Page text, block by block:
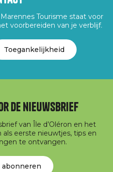
Tourisme staat voor
voorbereiden van je verblijf.
Toegankelijkheid
de nieuwsbrief
van Île d’Oléron en het
eerste nieuwtjes, tips en
te ontvangen.
abonneren